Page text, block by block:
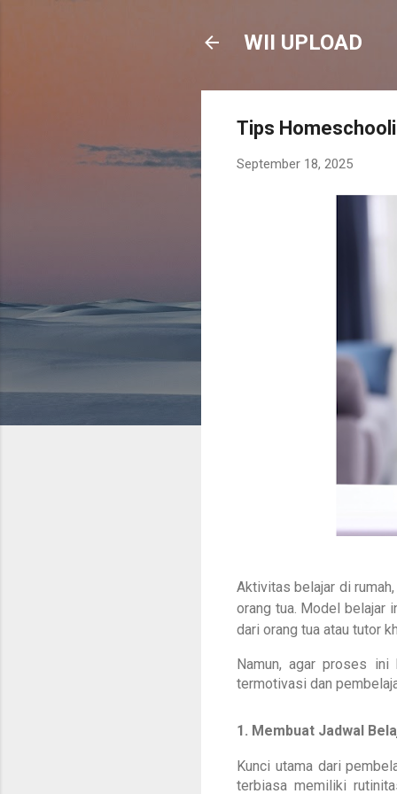
WII UPLOAD
Tips
September 18, 2025
Aktivitas belajar di
orang tua. Model belajar
dari orang tua atau tutor
Namun, agar proses
termotivasi dan
1. Membuat Jadwal
Kunci utama dari
terbiasa memiliki